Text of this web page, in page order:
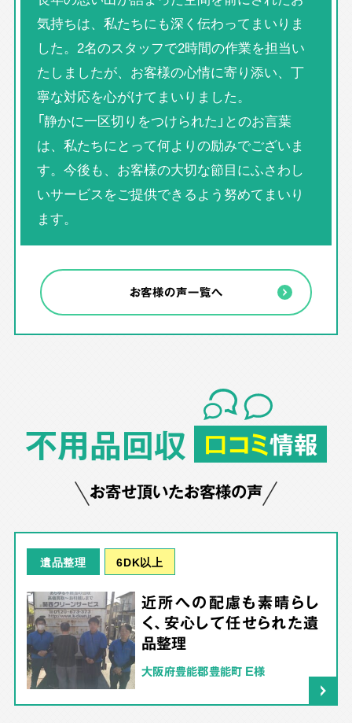
気持ちは、私たちにも深く伝わってまいりま
した。2名のスタッフで2時間の作業を担当い
たしましたが、お客様の心情に寄り添い、丁
寧な対応を心がけてまいりました。
「静かに一区切りをつけられた」とのお言葉
は、私たちにとって何よりの励みでございま
す。今後も、お客様の大切な節目にふさわし
いサービスをご提供できるよう努めてまいり
ます。
お客様の声一覧へ
不用品回収 口コミ情報
お寄せ頂いたお客様の声
遺品整理 6DK以上
近所への配慮も素晴らし
く、安心して任せられた遺
品整理
大阪府豊能郡豊能町 E様